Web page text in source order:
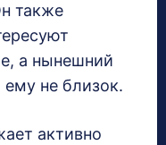
также
а нынешний
не близок.
активно